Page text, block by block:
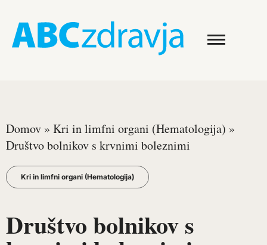
Domov » Kri in limfni organi (Hematologija) »
Društvo bolnikov s krvnimi boleznimi
Kri in limfni organi (Hematologija)
Društvo bolnikov s